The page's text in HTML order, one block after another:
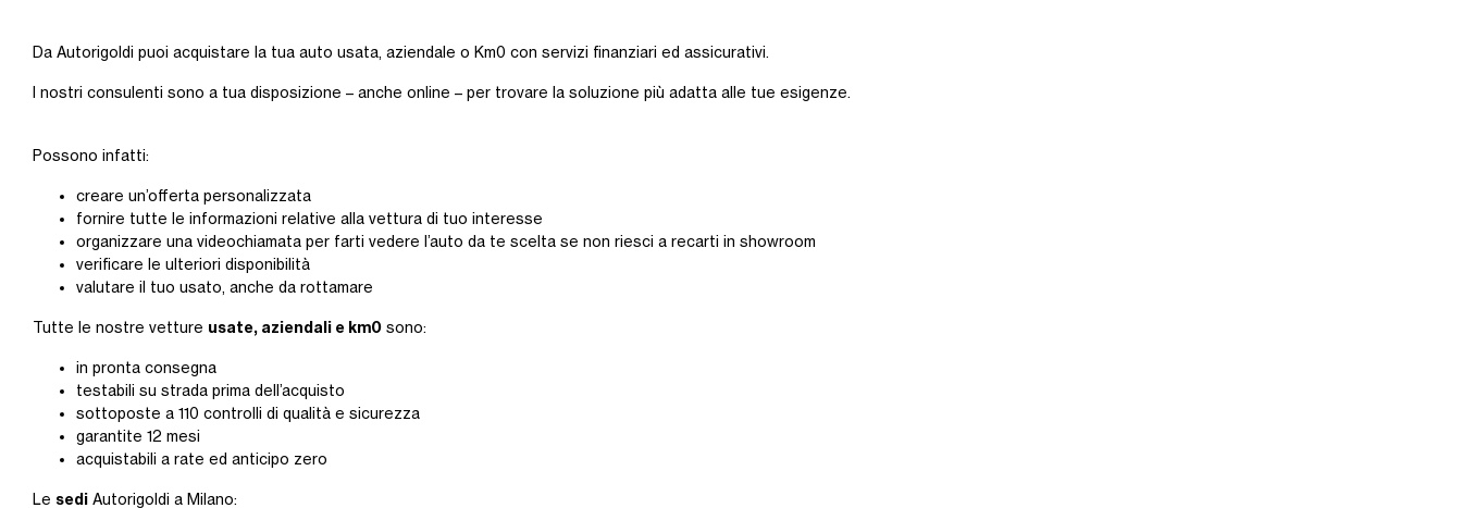
Da Autorigoldi puoi acquistare la tua auto usata, aziendale o Km0 con servizi finanziari ed assicurativi.
I nostri consulenti sono a tua disposizione – anche online – per trovare la soluzione più adatta alle tue esigenze.
Possono infatti:
creare un’offerta personalizzata
fornire tutte le informazioni relative alla vettura di tuo interesse
organizzare una videochiamata per farti vedere l’auto da te scelta se non riesci a recarti in showroom
verificare le ulteriori disponibilità
valutare il tuo usato, anche da rottamare
Tutte le nostre vetture usate, aziendali e km0 sono:
in pronta consegna
testabili su strada prima dell’acquisto
sottoposte a 110 controlli di qualità e sicurezza
garantite 12 mesi
acquistabili a rate ed anticipo zero
Le sedi Autorigoldi a Milano: